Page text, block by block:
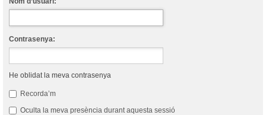
Contrasenya:
He oblidat la meva contrasenya
Recorda’m
Oculta la meva presència durant aquesta sessió